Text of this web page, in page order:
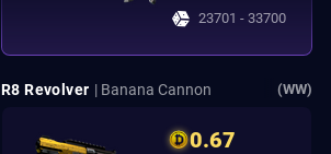
23701 - 33700
R8 Revolver | Banana Cannon (WW)
0.67